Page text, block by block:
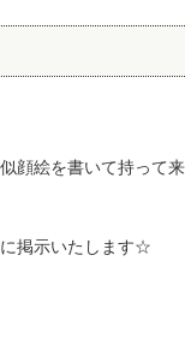
顔絵を書いて持って
掲示いたします☆